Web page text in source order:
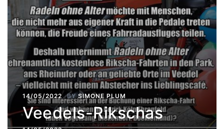
14/05/2022 BY SIMONE PLUM
Veedels-Rikschas